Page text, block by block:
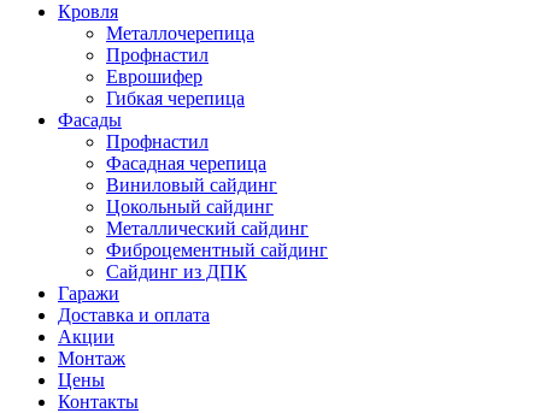
Кровля
Металлочерепица
Профнастил
Еврошифер
Гибкая черепица
Фасады
Профнастил
Фасадная черепица
Виниловый сайдинг
Цокольный сайдинг
Металлический сайдинг
Фиброцементный сайдинг
Сайдинг из ДПК
Гаражи
Доставка и оплата
Акции
Монтаж
Цены
Контакты